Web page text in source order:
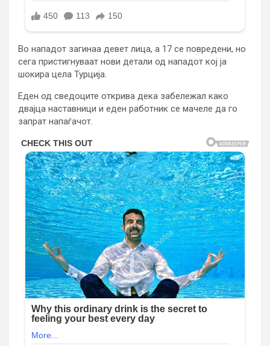
Во нападот загинаа девет лица, а 17 се повредени, но
сега пристигнуваат нови детали од нападот кој ја
шокира цела Турција.
Еден од сведоците открива дека забележал како
двајца наставници и еден работник се мачеле да го
запрат напаѓачот.